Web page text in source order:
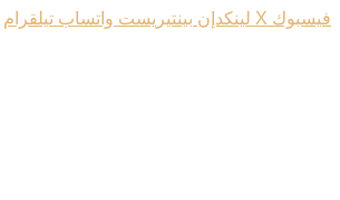
فيسبوك ‫X لينكدإن بينتيريست واتساب تيلقرام